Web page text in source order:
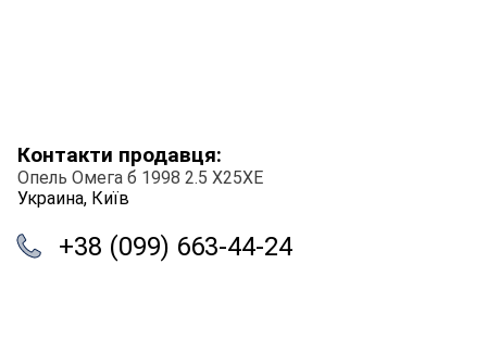
Контакти продавця:
Опель Омега б 1998 2.5 X25XE
Украина, Київ
+38 (099) 663-44-24